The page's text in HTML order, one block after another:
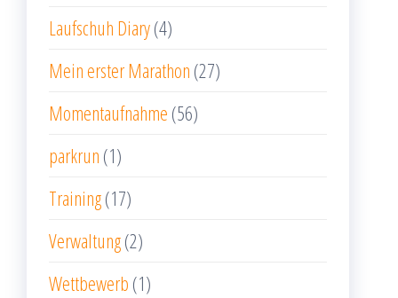
Laufschuh Diary(4)
Mein erster Marathon (27)
Momentaufnahme (56)
parkrun (1)
Training(17)
Verwaltung(2)
Wettbewerb (1)